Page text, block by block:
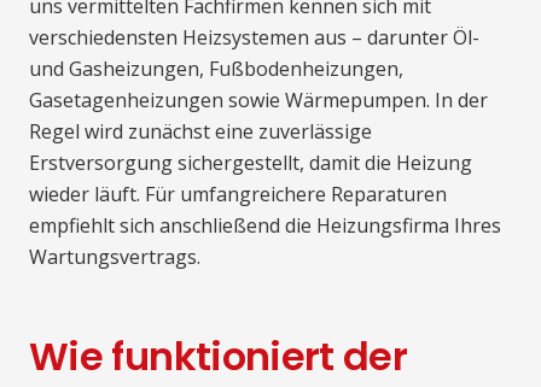
uns vermittelten Fachfirmen kennen sich mit
verschiedensten Heizsystemen aus – darunter Öl-
und Gasheizungen, Fußbodenheizungen,
Gasetagenheizungen sowie Wärmepumpen. In der
Regel wird zunächst eine zuverlässige
Erstversorgung sichergestellt, damit die Heizung
wieder läuft. Für umfangreichere Reparaturen
empfiehlt sich anschließend die Heizungsfirma Ihres
Wartungsvertrags.
Wie funktioniert der